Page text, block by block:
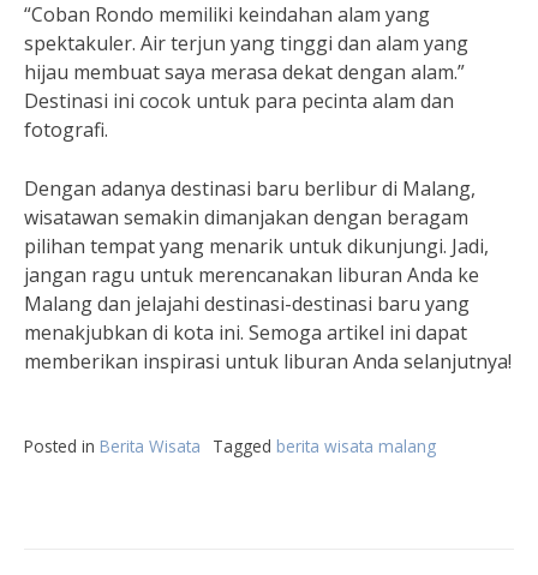
“Coban Rondo memiliki keindahan alam yang
spektakuler. Air terjun yang tinggi dan alam yang
hijau membuat saya merasa dekat dengan alam.”
Destinasi ini cocok untuk para pecinta alam dan
fotografi.
Dengan adanya destinasi baru berlibur di Malang,
wisatawan semakin dimanjakan dengan beragam
pilihan tempat yang menarik untuk dikunjungi. Jadi,
jangan ragu untuk merencanakan liburan Anda ke
Malang dan jelajahi destinasi-destinasi baru yang
menakjubkan di kota ini. Semoga artikel ini dapat
memberikan inspirasi untuk liburan Anda selanjutnya!
Posted in Berita Wisata Tagged berita wisata malang